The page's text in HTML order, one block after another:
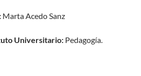
Marta Acedo Sanz
Universitario: Pedagogía.